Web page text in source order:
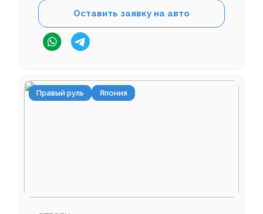
Оставить заявку на авто
Правый руль Япония